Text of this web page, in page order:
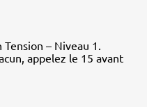
– Niveau 1.
appelez le 15 avant